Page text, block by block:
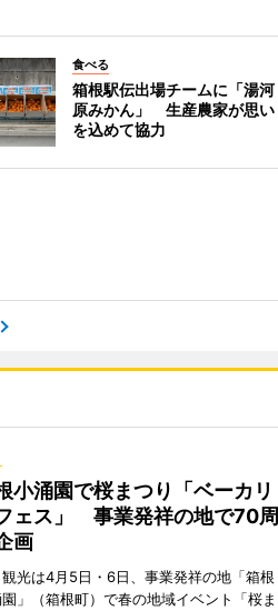
食べる
箱根駅伝出場チームに「湯河
原みかん」 生産農家が思い
を込めて協力
小涌園で桜まつり「ベーカリ
ェス」 事業発祥の地で70周
画
光は4月5日・6日、事業発祥の地「箱根
」（箱根町）で春の地域イベント「桜ま